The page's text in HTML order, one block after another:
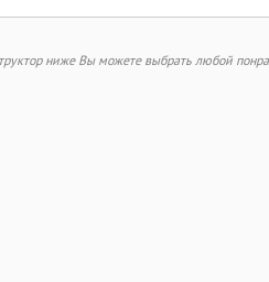
ниже Вы можете выбрать любой